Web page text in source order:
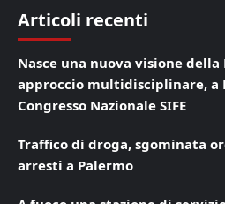
Articoli recenti
Nasce una nuova visione
approccio multidisciplinare, a
Congresso Nazionale SIFE
Traffico di droga, sgominata
arresti a Palermo